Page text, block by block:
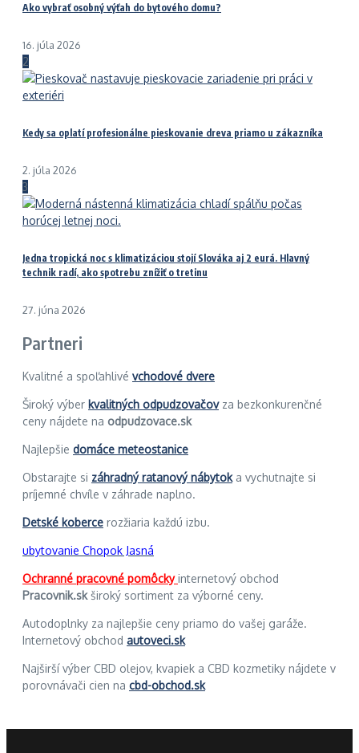
Ako vybrať osobný výťah do bytového domu?
16. júla 2026
2
Kedy sa oplatí profesionálne pieskovanie dreva priamo u zákazníka
2. júla 2026
3
Jedna tropická noc s klimatizáciou stojí Slováka aj 2 eurá. Hlavný
technik radí, ako spotrebu znížiť o tretinu
27. júna 2026
Partneri
Kvalitné a spoľahlivé vchodové dvere
Široký výber kvalitných odpudzovačovza bezkonkurenčné
ceny nájdete na odpudzovace.sk
Najlepšie domáce meteostanice
Obstarajte si záhradný ratanový nábytoka vychutnajte si
príjemné chvíle v záhrade naplno.
Detské koberce rozžiaria každú izbu.
ubytovanie Chopok Jasná
Ochranné pracovné pomôckyinternetový obchod
Pracovnik.skširoký sortiment za výborné ceny.
Autodoplnky za najlepšie ceny priamo do vašej garáže.
Internetový obchod autoveci.sk
Najširší výber CBD olejov, kvapiek a CBD kozmetiky nájdete v
porovnávači cien na cbd-obchod.sk